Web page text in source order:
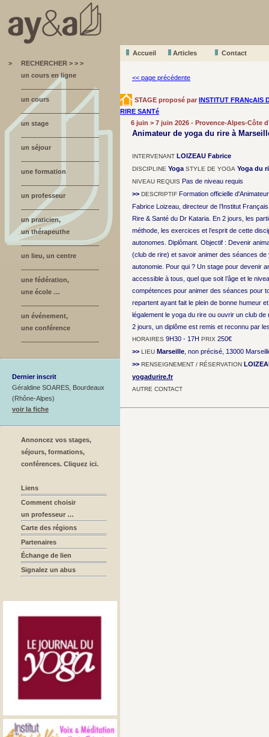
Accueil Articles
Contact
>
RECHERCHER > > >
un cours en ligne
un cours
un stage
un séjour
une formation
un professeur
un praticien,
un thérapeuthe
un lieu, un centre
une fédération,
une école …
un événement,
une conférence
Dernier inscrit
Géraldine SOARES, Bourdeaux
(Rhône-Alpes)
voir la fiche
Annoncez vos stages,
séjours, formations,
conférences. Cliquez ici.
Liens
Comment choisir
un professeur …
Carte des régions
Partenaires
Échange de lien
Signalez un abus
<< page précédente
STAGE proposé par INSTITUT FRANçAIS
RIRE SANTé
6 juin > 7 juin 2026 - Provence-Alpes-Côte
Animateur de yoga du rire à
INTERVENANT LOIZEAU Fabrice
DISCIPLINE Yoga STYLE DE YOGA Yoga du
NIVEAU REQUIS Pas de niveau requis
>> DESCRIPTIF Formation officielle
Fabrice Loizeau, directeur de l’Institut
Rire & Santé du Dr Kataria. En 2 jours, les
méthode, les exercices et l’esprit de cette
autonomes. Diplômant. Objectif : Devenir
(club de rire) et savoir animer des séances de
autonomie. Pour qui ? Un stage pour devenir
accessible à tous, quel que soit l’âge et le
compétences pour animer des séances pour
repartent ayant fait le plein de bonne humeur
légalement le yoga du rire ou ouvrir un club de
2 jours, un diplôme est remis et reconnu par
HORAIRES 9H30 - 17H PRIX 250€
>> LIEU Marseille , non précisé, 13000
>> RENSEIGNEMENT / RÉSERVATION
yogadurire.fr
AUTRE CONTACT